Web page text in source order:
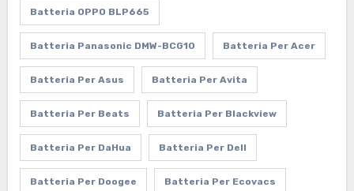
Batteria OPPO BLP665
Batteria Panasonic DMW-BCG10 Batteria Per Acer
Batteria Per Asus Batteria Per Avita
Batteria Per Beats Batteria Per Blackview
Batteria Per DaHua Batteria Per Dell
Batteria Per Doogee Batteria Per Ecovacs